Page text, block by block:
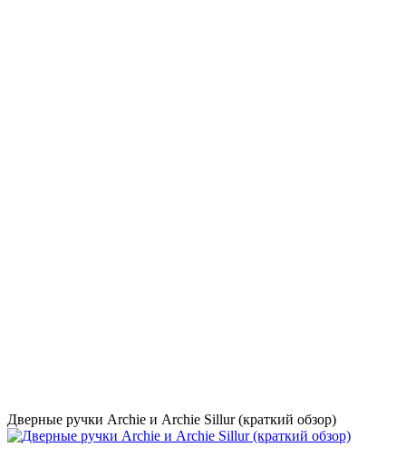
Дверные ручки Archie и Archie Sillur (краткий обзор)